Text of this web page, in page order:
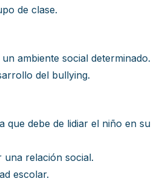
de clase.
ambiente social determinado.
del bullying.
que debe de lidiar el niño en su
una relación social.
escolar.